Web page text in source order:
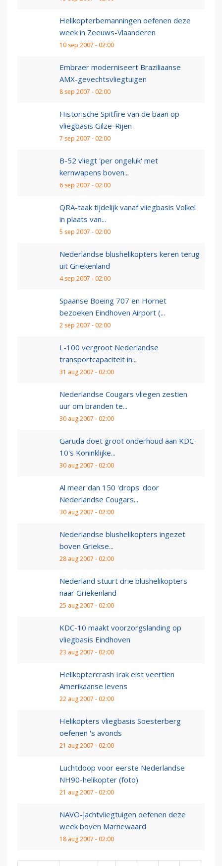
Helikopterbemanningen oefenen deze
week in Zeeuws-Vlaanderen
10 sep 2007 - 02:00
Embraer moderniseert Braziliaanse
AMX-gevechtsvliegtuigen
8 sep 2007 - 02:00
Historische Spitfire van de baan op
vliegbasis Gilze-Rijen
7 sep 2007 - 02:00
B-52 vliegt 'per ongeluk' met
kernwapens boven...
6 sep 2007 - 02:00
QRA-taak tijdelijk vanaf vliegbasis Volkel
in plaats van...
5 sep 2007 - 02:00
Nederlandse blushelikopters keren terug
uit Griekenland
4 sep 2007 - 02:00
Spaanse Boeing 707 en Hornet
bezoeken Eindhoven Airport (...
2 sep 2007 - 02:00
L-100 vergroot Nederlandse
transportcapaciteit in...
31 aug 2007 - 02:00
Nederlandse Cougars vliegen zestien
uur om branden te...
30 aug 2007 - 02:00
Garuda doet groot onderhoud aan KDC-
10's Koninklijke...
30 aug 2007 - 02:00
Al meer dan 150 'drops' door
Nederlandse Cougars...
30 aug 2007 - 02:00
Nederlandse blushelikopters ingezet
boven Griekse...
28 aug 2007 - 02:00
Nederland stuurt drie blushelikopters
naar Griekenland
25 aug 2007 - 02:00
KDC-10 maakt voorzorgslanding op
vliegbasis Eindhoven
23 aug 2007 - 02:00
Helikoptercrash Irak eist veertien
Amerikaanse levens
22 aug 2007 - 02:00
Helikopters vliegbasis Soesterberg
oefenen 's avonds
21 aug 2007 - 02:00
Luchtdoop voor eerste Nederlandse
NH90-helikopter (foto)
21 aug 2007 - 02:00
NAVO-jachtvliegtuigen oefenen deze
week boven Marnewaard
18 aug 2007 - 02:00